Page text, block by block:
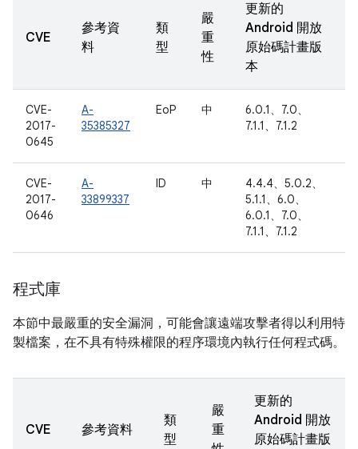
CVE
參考資
料
類
型
嚴
重
性
更新的
Android 開放
原始碼計畫版
本
CVE-
2017-
0645
A-
35385327
EoP 中
6.0.1、7.0、
7.1.1、7.1.2
CVE-
2017-
0646
A-
33899337
ID 中
4.4.4、5.0.2、
5.1.1、6.0、
6.0.1、7.0、
7.1.1、7.1.2
程式庫
本節中最嚴重的安全漏洞，可能會讓遠端攻擊者得以利用特
製檔案，在不具有特殊權限的程序環境內執行任何程式碼。
CVE 參考資料
類
型
嚴
重
更新的
Android 開放
原始碼計畫版